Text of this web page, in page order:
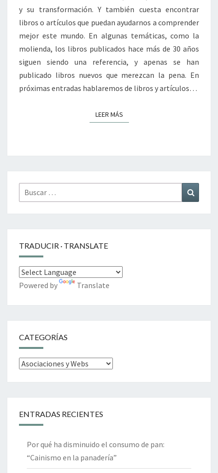
y su transformación. Y también cuesta encontrar
libros o artículos que puedan ayudarnos a comprender
mejor este mundo. En algunas temáticas, como la
molienda, los libros publicados hace más de 30 años
siguen siendo una referencia, y apenas se han
publicado libros nuevos que merezcan la pena. En
próximas entradas hablaremos de libros y artículos…
LEER MÁSLEER MÁS
Buscar
por:
TRADUCIR · TRANSLATE
Powered by Translate
CATEGORÍAS
Categorías
ENTRADAS RECIENTES
Por qué ha disminuido el consumo de pan:
“Cainismo en la panadería”